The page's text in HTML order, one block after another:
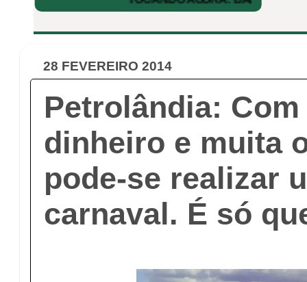
28 FEVEREIRO 2014
Petrolândia:
dinheiro e muita
pode-se realizar
carnaval. É só